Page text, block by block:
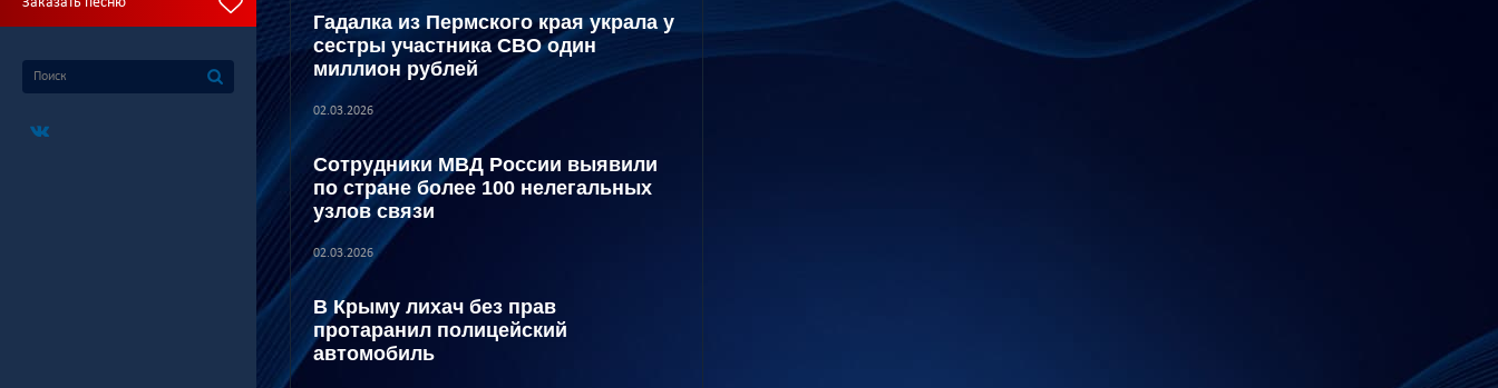
Гадалка из Пермского края украла у
сестры участника СВО один
миллион рублей
02.03.2026
Сотрудники МВД России выявили
по стране более 100 нелегальных
узлов связи
02.03.2026
В Крыму лихач без прав
протаранил полицейский
автомобиль